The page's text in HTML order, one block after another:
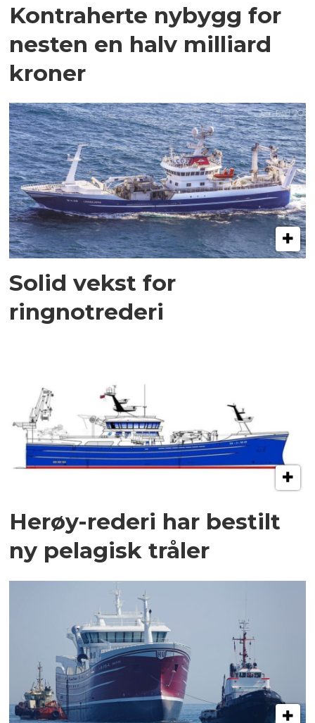
Kontraherte nybygg for
nesten en halv milliard
kroner
Solid vekst for
ringnotrederi
Herøy-rederi har bestilt
ny pelagisk tråler